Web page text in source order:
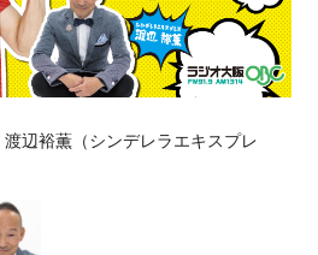
辺裕薫（シンデレラエキスプレ